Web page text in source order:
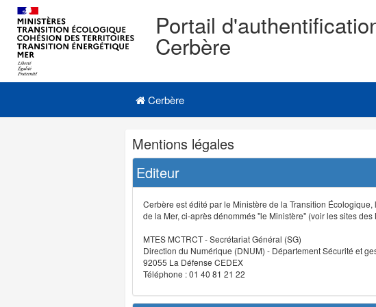
Portail
Cerbère
Navigation
Menu principal
Cerbère
Navigation
et
outils
annexes
Mentions légales
Editeur
Cerbère est édité par le Ministère de la Transition
de la Mer, ci-après dénommés "le Ministère" (voir les sites des
MTES MCTRCT - Secrétariat Général (SG)
Direction du Numérique (DNUM) - Département Sécurité et
92055 La Défense CEDEX
Téléphone : 01 40 81 21 22